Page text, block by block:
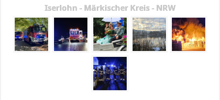
Iserlohn - Märkischer Kreis - NRW